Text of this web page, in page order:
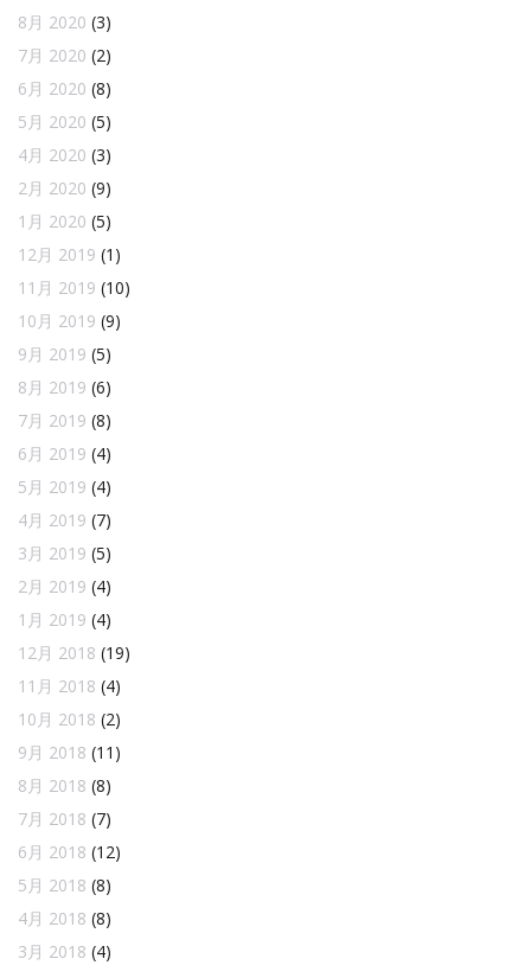
8月 2020 (3)
7月 2020 (2)
6月 2020 (8)
5月 2020 (5)
4月 2020 (3)
2月 2020 (9)
1月 2020 (5)
12月 2019 (1)
11月 2019 (10)
10月 2019 (9)
9月 2019 (5)
8月 2019 (6)
7月 2019 (8)
6月 2019 (4)
5月 2019 (4)
4月 2019 (7)
3月 2019 (5)
2月 2019 (4)
1月 2019 (4)
12月 2018 (19)
11月 2018 (4)
10月 2018 (2)
9月 2018 (11)
8月 2018 (8)
7月 2018 (7)
6月 2018 (12)
5月 2018 (8)
4月 2018 (8)
3月 2018 (4)